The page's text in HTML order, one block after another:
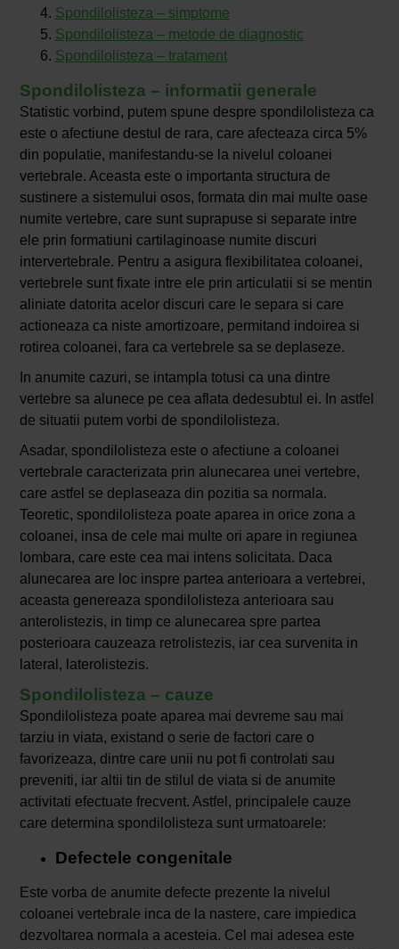
Spondilolisteza – simptome
Spondilolisteza – metode de diagnostic
Spondilolisteza – tratament
Spondilolisteza – informatii generale
Statistic vorbind, putem spune despre spondilolisteza ca
este o afectiune destul de rara, care afecteaza circa 5%
din populatie, manifestandu-se la nivelul coloanei
vertebrale. Aceasta este o importanta structura de
sustinere a sistemului osos, formata din mai multe oase
numite vertebre, care sunt suprapuse si separate intre
ele prin formatiuni cartilaginoase numite discuri
intervertebrale. Pentru a asigura flexibilitatea coloanei,
vertebrele sunt fixate intre ele prin articulatii si se mentin
aliniate datorita acelor discuri care le separa si care
actioneaza ca niste amortizoare, permitand indoirea si
rotirea coloanei, fara ca vertebrele sa se deplaseze.
In anumite cazuri, se intampla totusi ca una dintre
vertebre sa alunece pe cea aflata dedesubtul ei. In astfel
de situatii putem vorbi de spondilolisteza.
Asadar, spondilolisteza este o afectiune a coloanei
vertebrale caracterizata prin alunecarea unei vertebre,
care astfel se deplaseaza din pozitia sa normala.
Teoretic, spondilolisteza poate aparea in orice zona a
coloanei, insa de cele mai multe ori apare in regiunea
lombara, care este cea mai intens solicitata. Daca
alunecarea are loc inspre partea anterioara a vertebrei,
aceasta genereaza spondilolisteza anterioara sau
anterolistezis, in timp ce alunecarea spre partea
posterioara cauzeaza retrolistezis, iar cea survenita in
lateral, laterolistezis.
Spondilolisteza – cauze
Spondilolisteza poate aparea mai devreme sau mai
tarziu in viata, existand o serie de factori care o
favorizeaza, dintre care unii nu pot fi controlati sau
preveniti, iar altii tin de stilul de viata si de anumite
activitati efectuate frecvent. Astfel, principalele cauze
care determina spondilolisteza sunt urmatoarele:
Defectele congenitale
Este vorba de anumite defecte prezente la nivelul
coloanei vertebrale inca de la nastere, care impiedica
dezvoltarea normala a acesteia. Cel mai adesea este